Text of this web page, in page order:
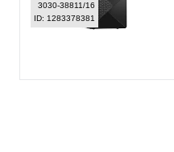
3030-38811/16
ID: 1283378381